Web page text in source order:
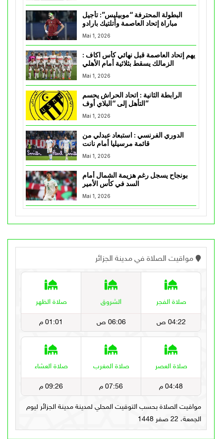
البطولة المحترفة “موبيليس”: تأجيل
مباراة إتحاد العاصمة وأتلتيك بارادو
Mai 1, 2026
يهم إتحاد العاصمة قبل نهائي كأس اكاف :
Mai 1, 2026
الرابطة الثانية : اتحاد الحراش يحسم
التأهل إلى “البلاي أوف”
Mai 1, 2026
الدوري الفرنسي : استبعاد عبدلي من
قائمة مرسيليا أمام نانت
Mai 1, 2026
بونجاح يسجل رغم هزيمة الشمال أمام
السد في كأس الأمير
Mai 1, 2026